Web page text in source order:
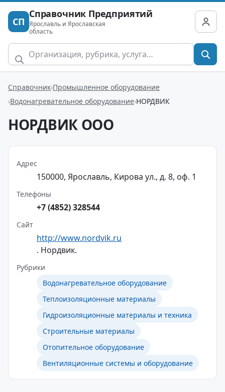
СП
Справочник Предприятий
Ярославль и Ярославская
область
Справочник Промышленное оборудование
Водонагревательное оборудование НОРДВИК
НОРДВИК ООО
Адрес
150000, Ярославль, Кирова ул., д. 8, оф. 1
Телефоны
+7 (4852) 328544
Сайт
http://www.nordvik.ru
. Нордвик.
Рубрики
Водонагревательное оборудование
Теплоизоляционные материалы
Гидроизоляционные материалы и техника
Строительные материалы
Отопительное оборудование
Вентиляционные системы и оборудование